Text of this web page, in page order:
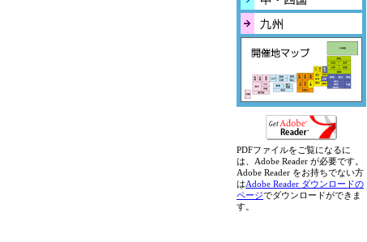
PDFファイルをご覧になるに
は、Adobe Reader が必要です。
Adobe Reader をお持ちでない方
はAdobe Reader ダウンロードの
ページでダウンロードができま
す。